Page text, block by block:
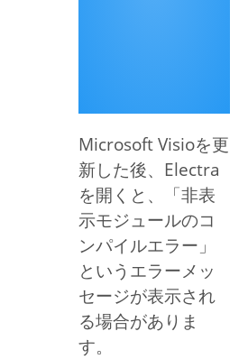
Microsoft Visioを更
新した後、Electra
を開くと、「非表
示モジュールのコ
ンパイルエラー」
というエラーメッ
セージが表示され
る場合がありま
す。